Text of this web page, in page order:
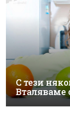
С тези
Вталяваме